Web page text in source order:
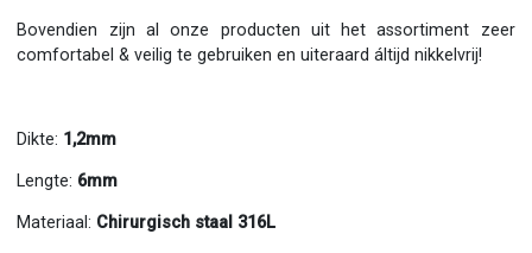
Bovendien zijn al onze producten uit het assortiment zeer
comfortabel & veilig te gebruiken en uiteraard áltijd nikkelvrij!
Dikte: 1,2mm
Lengte: 6mm
Materiaal: Chirurgisch staal 316L